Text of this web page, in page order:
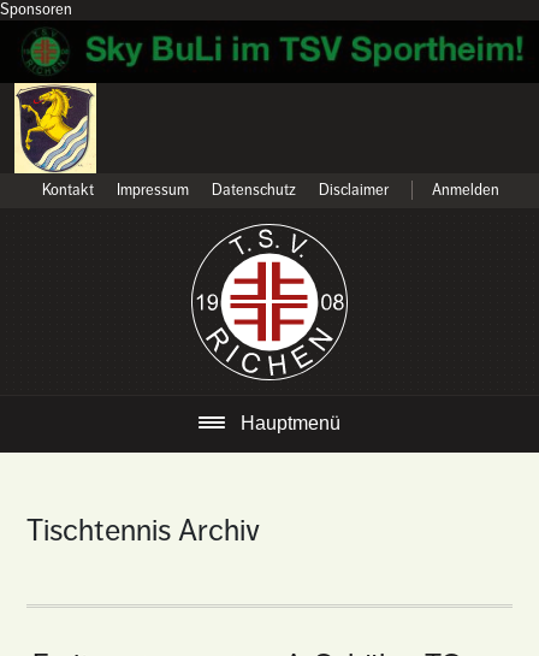
Sponsoren
Kontakt Impressum Datenschutz Disclaimer Anmelden
Hauptmenü
Tischtennis Archiv